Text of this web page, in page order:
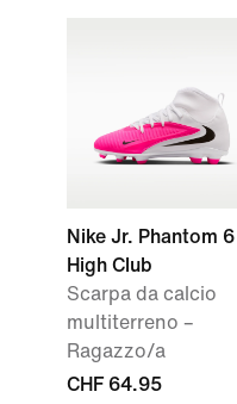
Nike Jr. Phantom 6
High Club
Scarpa da calcio
multiterreno –
Ragazzo/a
CHF 64.95